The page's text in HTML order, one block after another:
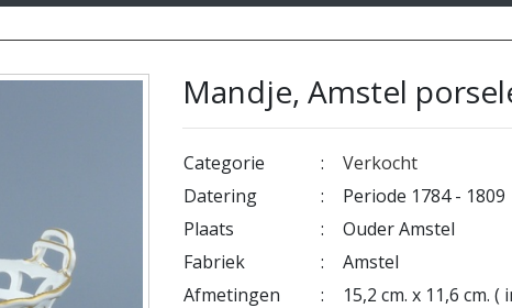
Mandje, Amstel
Categorie :
Verkocht
Datering
:
Periode 1784 - 1809
Plaats
:
Ouder Amstel
Fabriek
:
Amstel
Afmetingen
:
15,2 cm. x 11,6 cm.